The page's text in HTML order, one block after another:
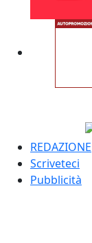
REDAZIONE
Scriveteci
Pubblicità